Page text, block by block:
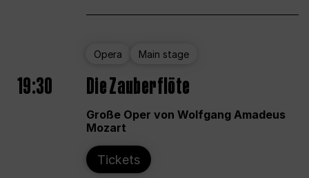
Opera Main stage
19:30 Die Zauberflöte
Große Oper von Wolfgang Amadeus
Mozart
Tickets